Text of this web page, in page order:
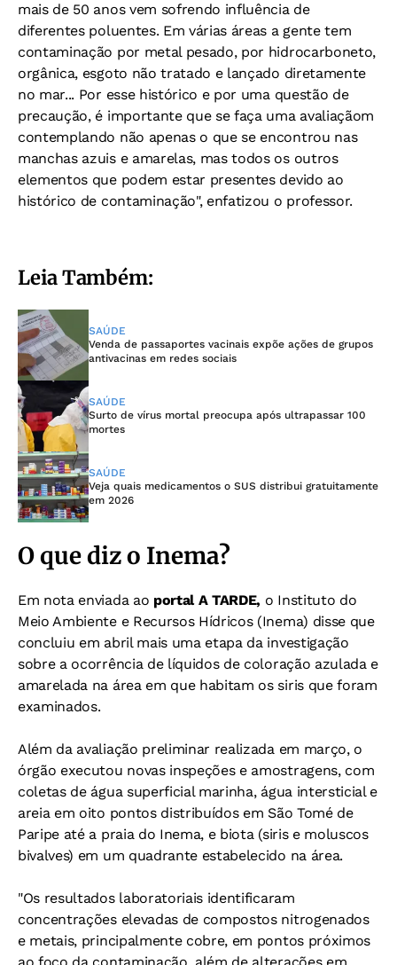
mais de 50 anos vem sofrendo influência de
diferentes poluentes. Em várias áreas a gente tem
contaminação por metal pesado, por hidrocarboneto,
orgânica, esgoto não tratado e lançado diretamente
no mar... Por esse histórico e por uma questão de
precaução, é importante que se faça uma avaliaçãom
contemplando não apenas o que se encontrou nas
manchas azuis e amarelas, mas todos os outros
elementos que podem estar presentes devido ao
histórico de contaminação", enfatizou o professor.
Leia Também:
SAÚDE
Venda de passaportes vacinais expõe ações de grupos
antivacinas em redes sociais
SAÚDE
Surto de vírus mortal preocupa após ultrapassar 100
mortes
SAÚDE
Veja quais medicamentos o SUS distribui gratuitamente
em 2026
O que diz o Inema?
Em nota enviada ao portal A TARDE, o Instituto do
Meio Ambiente e Recursos Hídricos (Inema) disse que
concluiu em abril mais uma etapa da investigação
sobre a ocorrência de líquidos de coloração azulada e
amarelada na área em que habitam os siris que foram
examinados.
Além da avaliação preliminar realizada em março, o
órgão executou novas inspeções e amostragens, com
coletas de água superficial marinha, água intersticial e
areia em oito pontos distribuídos em São Tomé de
Paripe até a praia do Inema, e biota (siris e moluscos
bivalves) em um quadrante estabelecido na área.
"Os resultados laboratoriais identificaram
concentrações elevadas de compostos nitrogenados
e metais, principalmente cobre, em pontos próximos